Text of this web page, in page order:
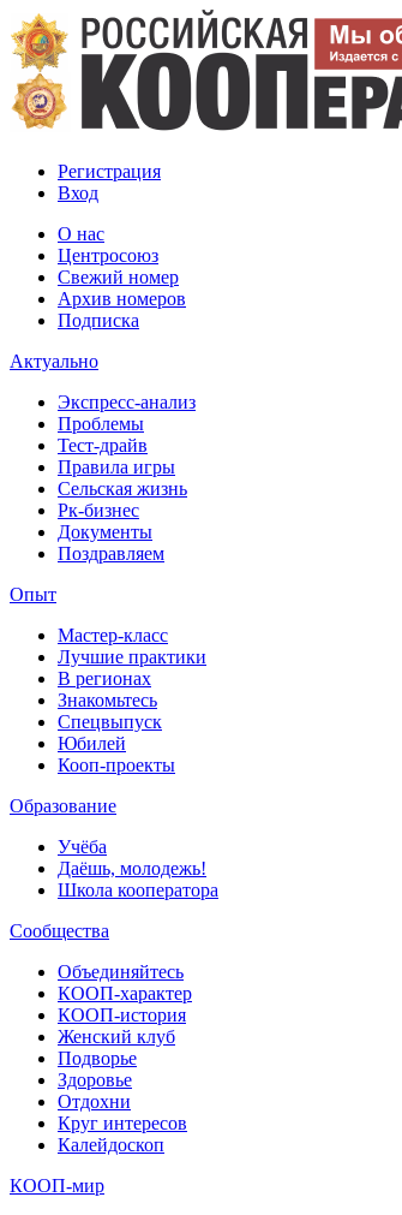
Регистрация
Вход
О нас
Центросоюз
Свежий номер
Архив номеров
Подписка
Актуально
Экспресс-анализ
Проблемы
Тест-драйв
Правила игры
Сельская жизнь
Рк-бизнес
Документы
Поздравляем
Опыт
Мастер-класс
Лучшие практики
В регионах
Знакомьтесь
Спецвыпуск
Юбилей
Кооп-проекты
Образование
Учёба
Даёшь, молодежь!
Школа кооператора
Сообщества
Объединяйтесь
КООП-характер
КООП-история
Женский клуб
Подворье
Здоровье
Отдохни
Круг интересов
Калейдоскоп
КООП-мир